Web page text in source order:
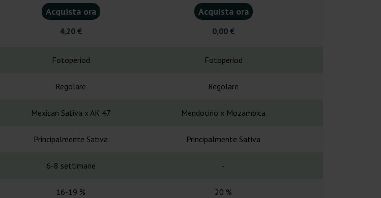
Acquista ora
4,20 €
Acquista ora
0,00 €
Fotoperiod Fotoperiod
Regolare Regolare
Mexican Sativa x AK 47 Mendocino x Mozambica
Principalmente Sativa Principalmente Sativa
6-8 settimane -
16-19 % 20 %